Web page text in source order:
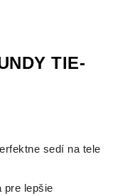
TIE-
sedí na tele
pre lepšie